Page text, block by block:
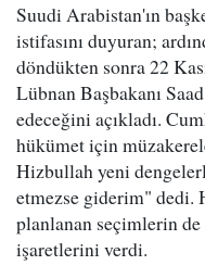
Suudi Arabistan'ın
istifasını duyuran;
döndükten sonra 22
Lübnan Başbakanı
edeceğini açıkladı.
hükümet için
Hizbullah yeni
etmezse giderim" dedi.
planlanan seçimlerin
işaretlerini verdi.